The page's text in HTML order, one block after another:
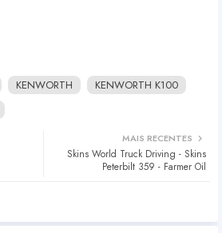
KENWORTH
KENWORTH K100
MAIS RECENTES
Skins World Truck Driving - Skins
Peterbilt 359 - Farmer Oil